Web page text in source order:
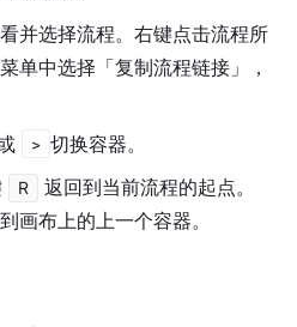
并选择流程。右键点击流程所
单中选择「复制流程链接」，
> 切换容器。
R
返回到当前流程的起点。
画布上的上一个容器。